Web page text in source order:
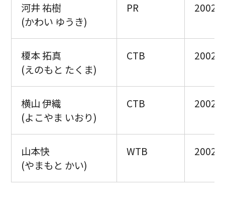
河井 祐樹
(かわい ゆうき)
PR
榎本 拓真
(えのもと たくま)
CTB
横山 伊織
(よこやま いおり)
CTB
山本快
(やまもと かい)
WTB